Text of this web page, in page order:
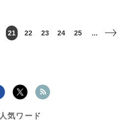
21 22 23 24 25 ... >
人気ワード